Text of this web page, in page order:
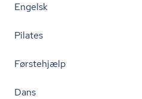
Engelsk
Pilates
Førstehjælp
Dans